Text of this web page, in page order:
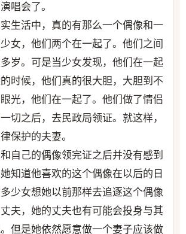
唱会了。
活中，真的有那么一个偶像和一
女，他们两个在一起了。他们之间
岁。可是当少女发现，他们在一起
时候，他们真的很大胆，大胆到不
光，他们在一起了。他们做了情侣
切之后，去民政局领证。就这样，
保护的夫妻。
己的偶像领完证之后并没有感到
知道他喜欢的这个偶像在以后的日
少女想她以前那样去追逐这个偶像
夫，她的丈夫也有可能会投身与其
但是她依然愿意做一个妻子应该做